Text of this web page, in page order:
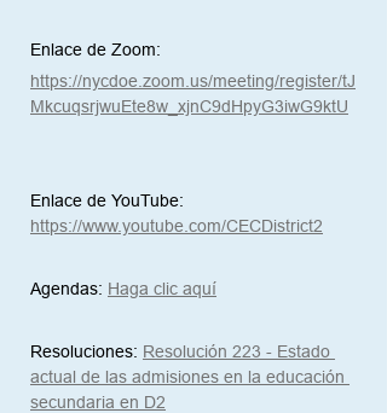
Enlace de Zoom:
https://nycdoe.zoom.us/meeting/register/tJ
MkcuqsrjwuEte8w_xjnC9dHpyG3iwG9ktU
Enlace de YouTube:
https://www.youtube.com/CECDistrict2
Agendas: Haga clic aquí
Resoluciones: Resolución 223 - Estado
actual de las admisiones en la educación
secundaria en D2